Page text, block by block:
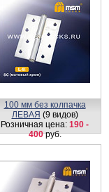
100 мм без колпачка
ЛЕВАЯ (9 видов)
Розничная цена: 190 -
400руб.